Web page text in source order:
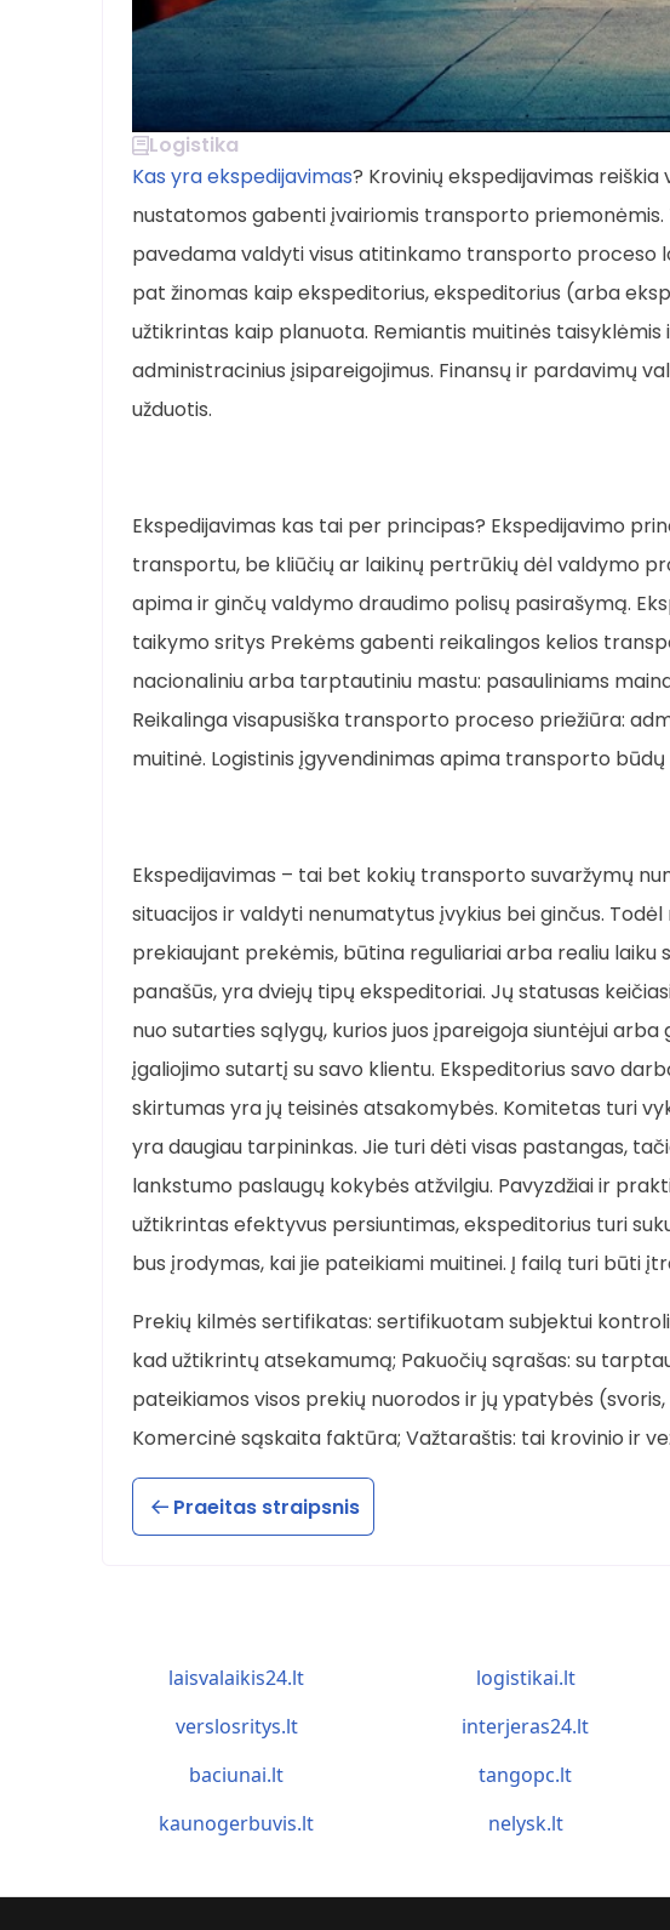
Logistika
Kas yra ekspedijavimas? Krovinių ekspedijavimas
nustatomos gabenti įvairiomis transporto
pavedama valdyti visus atitinkamo transporto proceso
pat žinomas kaip ekspeditorius, ekspeditorius (arba
užtikrintas kaip planuota. Remiantis muitinės
administracinius įsipareigojimus. Finansų ir pardavimų
užduotis.
Ekspedijavimas kas tai per principas? Ekspedijavimo
transportu, be kliūčių ar laikinų pertrūkių dėl valdymo
apima ir ginčų valdymo draudimo polisų pasirašymą.
taikymo sritys Prekėms gabenti reikalingos kelios
nacionaliniu arba tarptautiniu mastu: pasauliniams
Reikalinga visapusiška transporto proceso priežiūra:
muitinė. Logistinis įgyvendinimas apima transporto
Ekspedijavimas – tai bet kokių transporto suvaržymų
situacijos ir valdyti nenumatytus įvykius bei ginčus.
prekiaujant prekėmis, būtina reguliariai arba realiu laiku
panašūs, yra dviejų tipų ekspeditoriai. Jų statusas
nuo sutarties sąlygų, kurios juos įpareigoja siuntėjui arba
įgaliojimo sutartį su savo klientu. Ekspeditorius savo
skirtumas yra jų teisinės atsakomybės. Komitetas turi
yra daugiau tarpininkas. Jie turi dėti visas pastangas,
lankstumo paslaugų kokybės atžvilgiu. Pavyzdžiai ir
užtikrintas efektyvus persiuntimas, ekspeditorius turi
bus įrodymas, kai jie pateikiami muitinei. Į failą turi būti
Prekių kilmės sertifikatas: sertifikuotam subjektui
kad užtikrintų atsekamumą; Pakuočių sąrašas: su
pateikiamos visos prekių nuorodos ir jų ypatybės
Komercinė sąskaita faktūra; Važtaraštis: tai krovinio ir
Praeitas straipsnis
laisvalaikis24.lt logistikai.lt
verslosritys.lt
interjeras24.lt
baciunai.lt
tangopc.lt
kaunogerbuvis.lt
nelysk.lt